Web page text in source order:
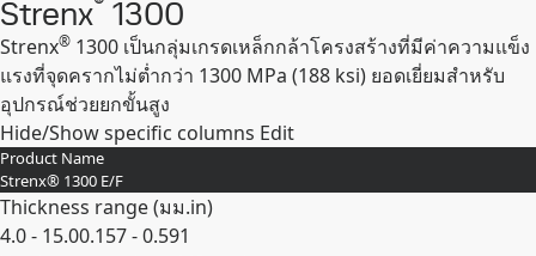
Expand
Strenx 1300
Strenx® 1300 เป็นกลุ่มเกรดเหล็กกล้าโครงสร้างที่มีค่าความแข็ง
แรงที่จุดครากไม่ต่ำกว่า 1300 MPa (188 ksi) ยอดเยี่ยมสำหรับ
อุปกรณ์ช่วยยกขั้นสูง
Hide/Show specific columns Edit
Product Name
Strenx® 1300 E/F
Thickness range (มม.in)
4.0 - 15.00.157 - 0.591